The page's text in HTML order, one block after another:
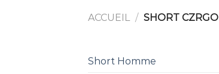
ACCUEIL / SHORT CZRGO
Short Homme